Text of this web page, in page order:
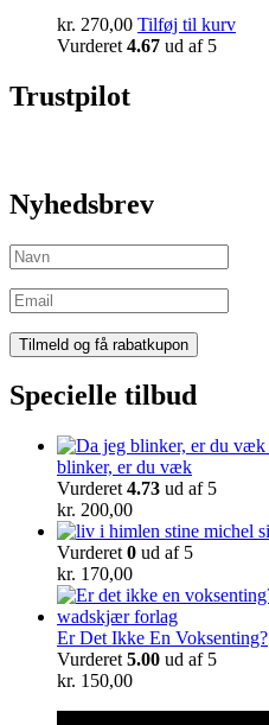
kr. 270,00 Tilføj til kurv
Vurderet 4.67 ud af 5
Trustpilot
Nyhedsbrev
Specielle tilbud
blinker, er du væk
Vurderet 4.73 ud af 5
kr. 200,00
Vurderet 0 ud af 5
kr. 170,00
Er Det Ikke En Voksenting?
Vurderet 5.00 ud af 5
kr. 150,00